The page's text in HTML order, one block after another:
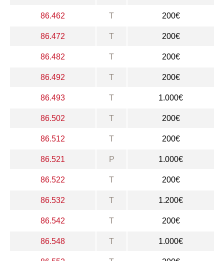
86.462 T 200€
86.472 T 200€
86.482 T 200€
86.492 T 200€
86.493 T 1.000€
86.502 T 200€
86.512 T 200€
86.521 P 1.000€
86.522 T 200€
86.532 T 1.200€
86.542 T 200€
86.548 T 1.000€